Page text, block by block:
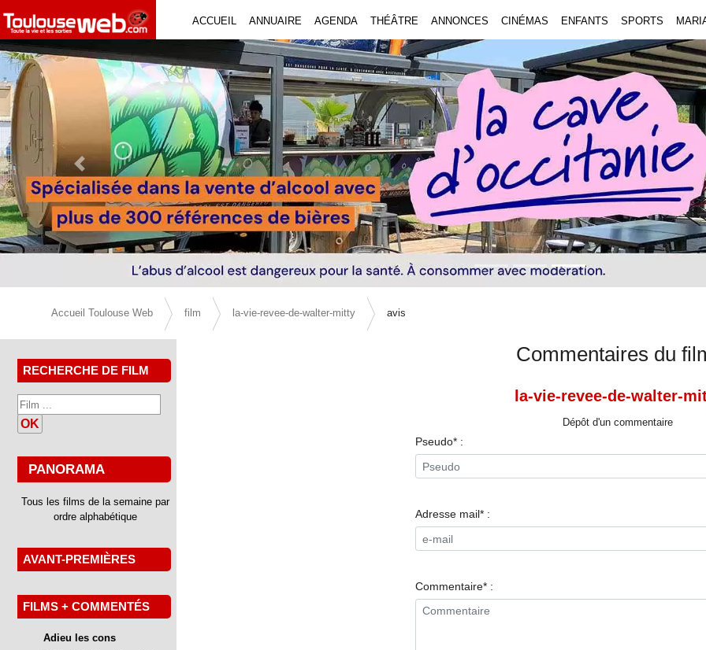
ACCUEIL ANNUAIRE AGENDA THÉÂTRE ANNONCES CINÉMAS ENFANTS SPORTS
Previous Slide
Accueil Toulouse Web film la-vie-revee-de-walter-mitty avis
RECHERCHE DE FILM
OK
PANORAMA
Tous les films de la semaine par
ordre alphabétique
AVANT-PREMIÈRES
FILMS + COMMENTÉS
Adieu les cons
Commentaires du
la-vie-revee-de-walter-
Dépôt d'un commentaire
Pseudo* :
Adresse mail* :
Commentaire* :